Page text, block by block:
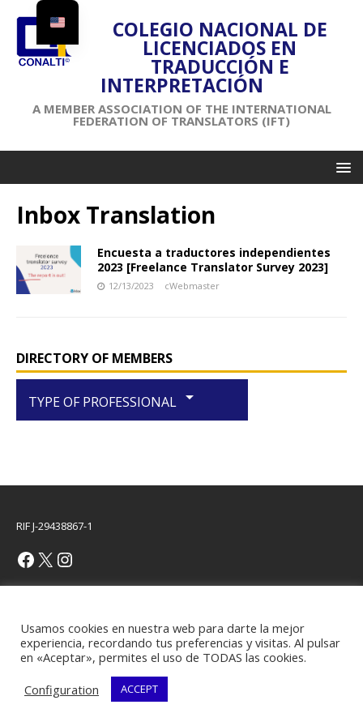
COLEGIO NACIONAL DE
LICENCIADOS EN
TRADUCCIÓN E
INTERPRETACIÓN
A MEMBER ASSOCIATION OF THE INTERNATIONAL
FEDERATION OF TRANSLATORS (IFT)
Inbox Translation
Encuesta a traductores independientes
2023 [Freelance Translator Survey 2023]
12/13/2023 cWebmaster
DIRECTORY OF MEMBERS
TYPE OF PROFESSIONAL arrow_drop_down
RIF J-29438867-1
Usamos cookies en nuestra web para darte la mejor
experiencia, recordando tus preferencias y visitas. Al pulsar
en «Aceptar», permites el uso de TODAS las cookies.
Configuration
ACCEPT